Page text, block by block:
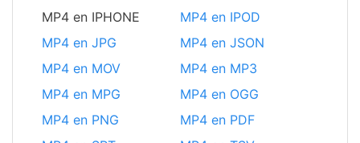
MP4 en IPHONE
MP4 en IPOD
MP4 en JPG
MP4 en JSON
MP4 en MOV
MP4 en MP3
MP4 en MPG
MP4 en OGG
MP4 en PNG
MP4 en PDF